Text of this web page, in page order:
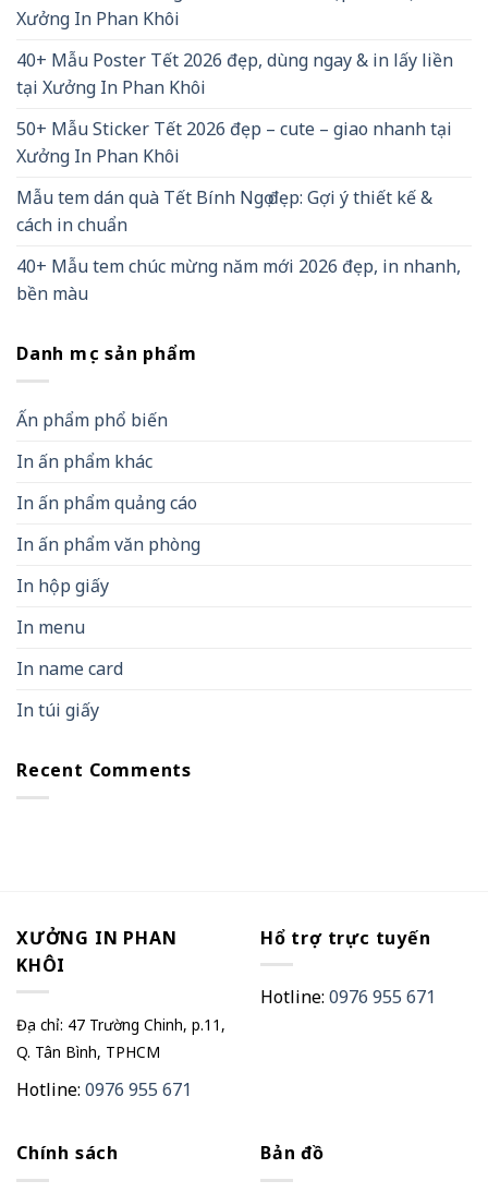
Xưởng In Phan Khôi
40+ Mẫu Poster Tết 2026 đẹp, dùng ngay & in lấy liền
tại Xưởng In Phan Khôi
50+ Mẫu Sticker Tết 2026 đẹp – cute – giao nhanh tại
Xưởng In Phan Khôi
Mẫu tem dán quà Tết Bính Ngọ đẹp: Gợi ý thiết kế &
cách in chuẩn
40+ Mẫu tem chúc mừng năm mới 2026 đẹp, in nhanh,
bền màu
Danh mục sản phẩm
Ấn phẩm phổ biến
In ấn phẩm khác
In ấn phẩm quảng cáo
In ấn phẩm văn phòng
In hộp giấy
In menu
In name card
In túi giấy
Recent Comments
XƯỞNG IN PHAN
KHÔI
Địa chỉ: 47 Trường Chinh, p.11,
Q. Tân Bình, TPHCM
Hotline: 0976 955 671
Hổ trợ trực tuyến
Hotline: 0976 955 671
Chính sách Bản đồ